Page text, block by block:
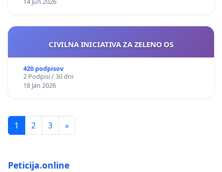
CIVILNA INICIATIVA ZA ZELENO OS
420 podpisov
2 Podpisi / 30 dni
18 Jan 2026
1 2 3 »
Peticija.online